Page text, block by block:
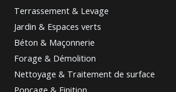
Terrassement & Levage
Jardin & Espaces verts
Béton & Maçonnerie
Forage & Démolition
Nettoyage & Traitement de surface